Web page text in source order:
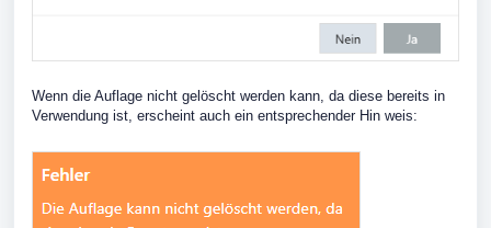
Wenn die Auflage nicht gelöscht werden kann, da diese bereits in
Verwendung ist, erscheint auch ein entsprechender Hin weis: